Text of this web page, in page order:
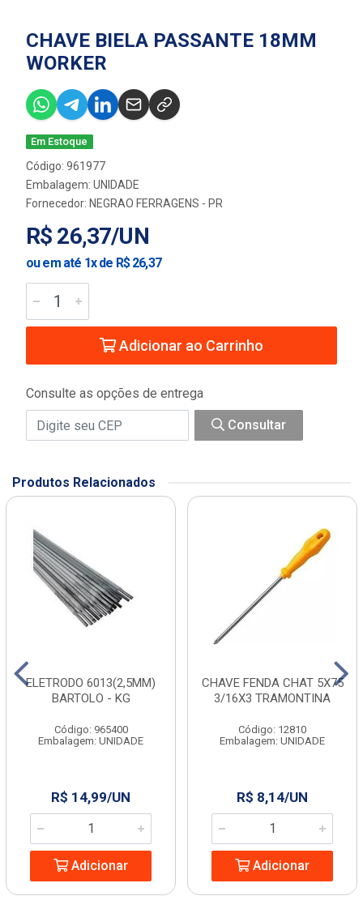
CHAVE BIELA PASSANTE 18MM
WORKER
Em Estoque
Código: 961977
Embalagem: UNIDADE
Fornecedor: NEGRAO FERRAGENS - PR
R$ 26,37/UN
ou em até 1x de R$ 26,37
Adicionar ao Carrinho
Consulte as opções de entrega
Consultar
Produtos Relacionados
ELETRODO 6013(2,5MM)
BARTOLO - KG
Código: 965400
Embalagem: UNIDADE
R$ 14,99/UN
Adicionar
CHAVE FENDA CHAT 5X75
3/16X3 TRAMONTINA
Código: 12810
Embalagem: UNIDADE
R$ 8,14/UN
Adicionar